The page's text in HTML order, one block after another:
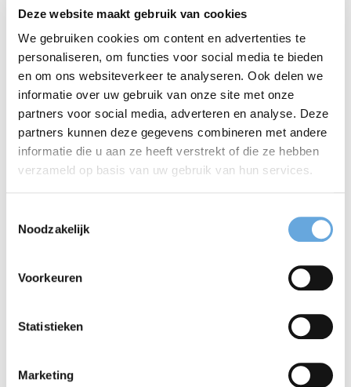
Deze website maakt gebruik van cookies
We gebruiken cookies om content en advertenties te
personaliseren, om functies voor social media te bieden
en om ons websiteverkeer te analyseren. Ook delen we
informatie over uw gebruik van onze site met onze
partners voor social media, adverteren en analyse. Deze
partners kunnen deze gegevens combineren met andere
informatie die u aan ze heeft verstrekt of die ze hebben
verzameld op basis van uw gebruik van hun services.
Noodzakelijk
Voorkeuren
Statistieken
Marketing
Lees meer
Journalistiek schrijven
voor onderzoekers
Helder schrijven